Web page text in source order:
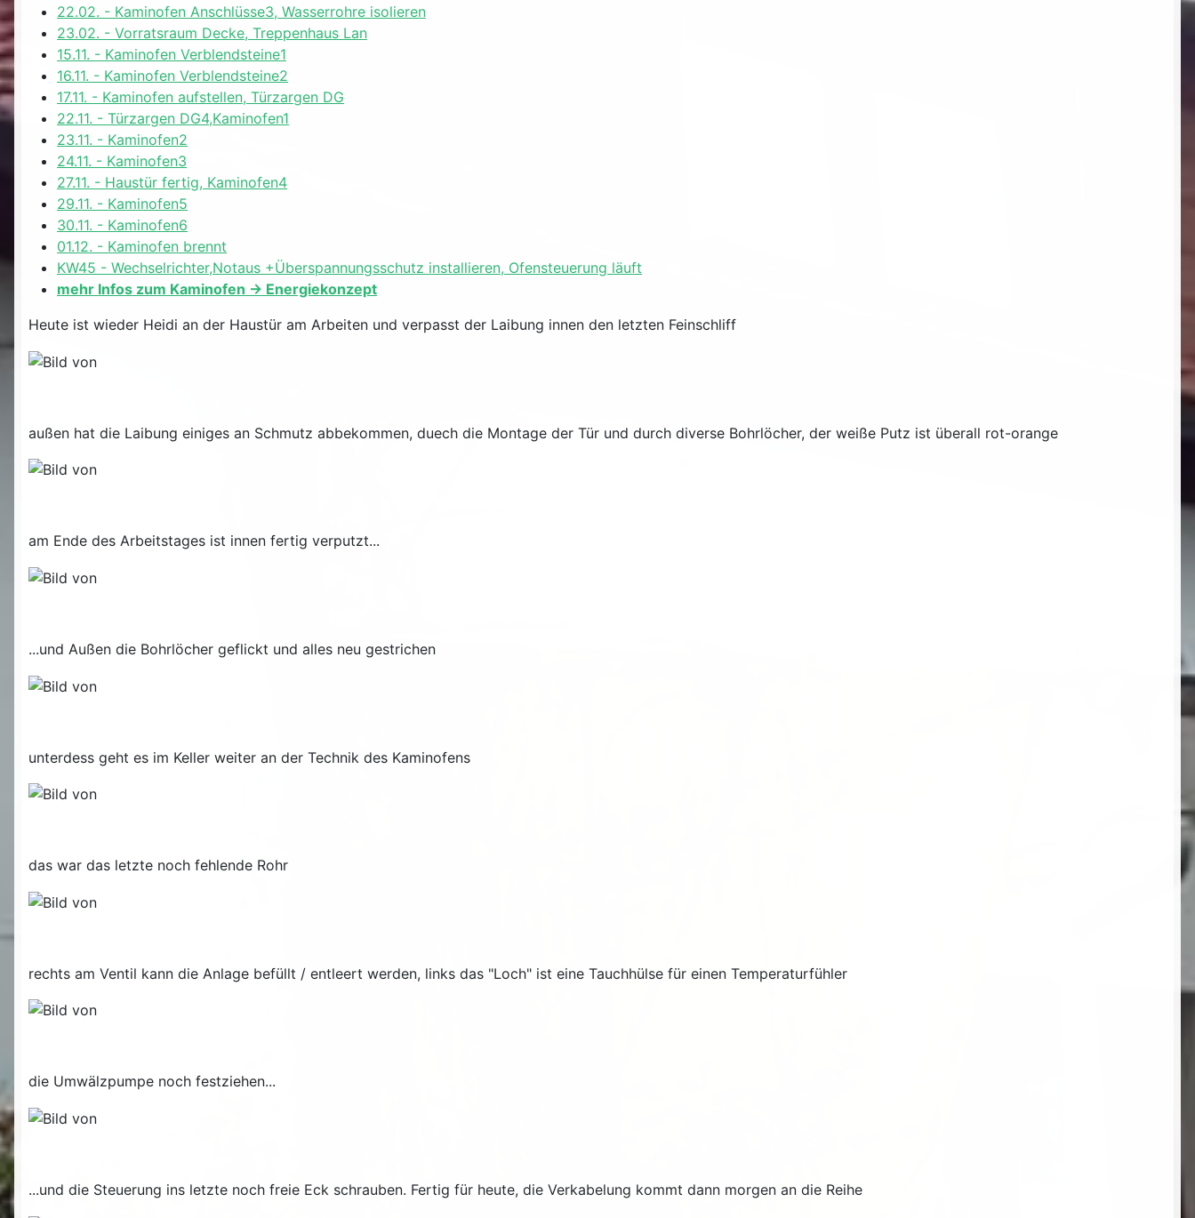
22.02. - Kaminofen Anschlüsse3, Wasserrohre isolieren
23.02. - Vorratsraum Decke, Treppenhaus Lan
15.11. - Kaminofen Verblendsteine1
16.11. - Kaminofen Verblendsteine2
17.11. - Kaminofen aufstellen, Türzargen DG
22.11. - Türzargen DG4,Kaminofen1
23.11. - Kaminofen2
24.11. - Kaminofen3
27.11. - Haustür fertig, Kaminofen4
29.11. - Kaminofen5
30.11. - Kaminofen6
01.12. - Kaminofen brennt
KW45 - Wechselrichter,Notaus +Überspannungsschutz installieren, Ofensteuerung läuft
mehr Infos zum Kaminofen -> Energiekonzept
Heute ist wieder Heidi an der Haustür am Arbeiten und verpasst der Laibung innen den letzten Feinschliff
außen hat die Laibung einiges an Schmutz abbekommen, duech die Montage der Tür und durch diverse Bohrlöcher, der weiße Putz ist überall rot-orange
am Ende des Arbeitstages ist innen fertig verputzt...
...und Außen die Bohrlöcher geflickt und alles neu gestrichen
unterdess geht es im Keller weiter an der Technik des Kaminofens
das war das letzte noch fehlende Rohr
rechts am Ventil kann die Anlage befüllt / entleert werden, links das "Loch" ist eine Tauchhülse für einen Temperaturfühler
die Umwälzpumpe noch festziehen...
...und die Steuerung ins letzte noch freie Eck schrauben. Fertig für heute, die Verkabelung kommt dann morgen an die Reihe